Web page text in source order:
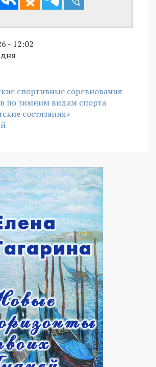
- 12:02
спортивные соревнования
по зимним видам спорта
состязания»